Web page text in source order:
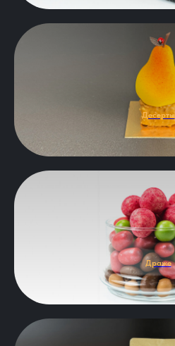
Десерты
Драже